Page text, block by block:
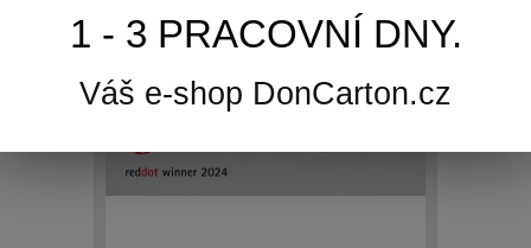
1 - 3 PRACOVNÍ DNY.
Váš e-shop DonCarton.cz